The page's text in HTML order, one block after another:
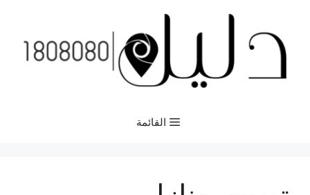
المحتوى
القائمة